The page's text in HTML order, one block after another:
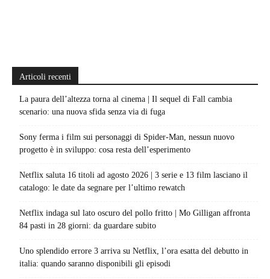
Articoli recenti
La paura dell’altezza torna al cinema | Il sequel di Fall cambia
scenario: una nuova sfida senza via di fuga
Sony ferma i film sui personaggi di Spider-Man, nessun nuovo
progetto è in sviluppo: cosa resta dell’esperimento
Netflix saluta 16 titoli ad agosto 2026 | 3 serie e 13 film lasciano il
catalogo: le date da segnare per l’ultimo rewatch
Netflix indaga sul lato oscuro del pollo fritto | Mo Gilligan affronta
84 pasti in 28 giorni: da guardare subito
Uno splendido errore 3 arriva su Netflix, l’ora esatta del debutto in
italia: quando saranno disponibili gli episodi